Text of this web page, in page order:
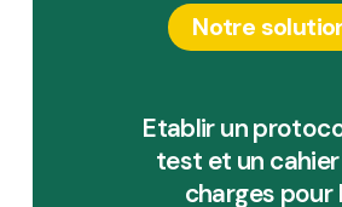
Notre
Etablir un
test et un
charges pour